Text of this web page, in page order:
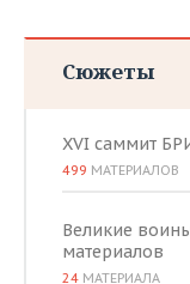
Сюжеты
XVI саммит
499 МАТЕРИАЛОВ
Великие
материалов
24 МАТЕРИАЛА